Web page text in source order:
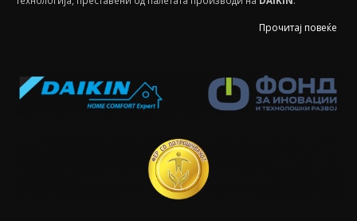
Прочитај повеќе